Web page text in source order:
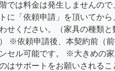
では料金は発生しませんの
に「依頼申請」を頂いてか
せください。（家具の種類
※依頼申請後、本契約前（
セル可能です。 ※大きめの
はサポートをお願いされるこ